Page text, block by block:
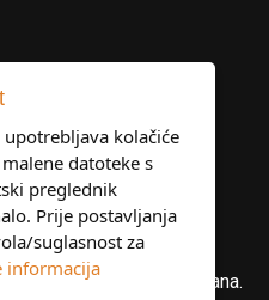
d.o.o. Sva prava pridržana.
kolačiće
datoteke s
preglednik
Prije postavljanja
suglasnost za
informacija